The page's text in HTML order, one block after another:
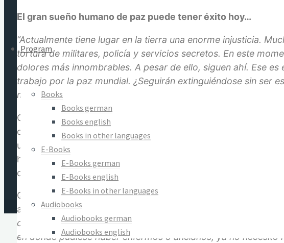
Program
Books
Books german
Books english
Books in other languages
E-Books
E-Books german
E-Books english
E-Books in other languages
Audiobooks
Audiobooks german
Audiobooks english
violencia
a
la
matriz
de
la
–
Tomo
I
quantity
El gran sueño humano de paz puede tener éxito hoy…
“Actualmente tiene lugar en la tierra una enorme injusticia.
tortura de militares, policía y servicios secretos. En este
dolores más innombrables. A pesar de ello, siguen ahí. Ese
trabajo por la paz mundial. ¿Seguirán extinguiéndose sin ser
mundo en donde no haya más víctimas?”
Con estas introducción comienza el sociólogo y psicoanalista
doce capítulos de textos en los cuales aborda la siguiente
una era de paz planetaria? Para llegar a una respuesta
humano, tanto conocimientos científicos, históricos y
del caos. El resultado es revelador.
Quien escribe es, dicho con las palabras del filosofo Karl
alguien que no se detiene demasiado en el análisis de la
cómo se bombardea a la población civil en Chechenia o se
en donde pudiese haber enfermos o ancianos, ya no necesito